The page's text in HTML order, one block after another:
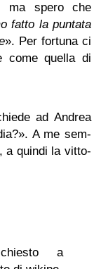
ma spero che
fatto la pun­tata
». Per for­tuna ci
come quella di
ad Andrea
A me sem­
a quindi la vit­to­
a